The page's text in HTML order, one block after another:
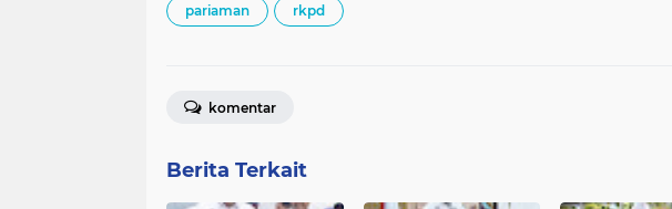
pariaman rkpd
komentar
Berita Terkait